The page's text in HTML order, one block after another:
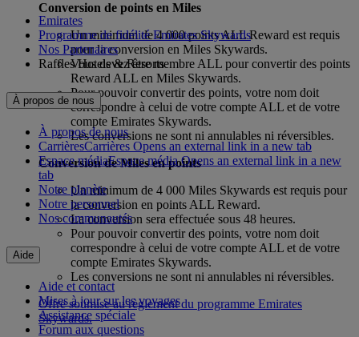
Conversion de points en Miles
Un minimum de 4 000 points ALL Reward est requis
pour la conversion en Miles Skywards.
Vous devez être membre ALL pour convertir des points
Reward ALL en Miles Skywards.
Pour pouvoir convertir des points, votre nom doit
correspondre à celui de votre compte ALL et de votre
compte Emirates Skywards.
Les conversions ne sont ni annulables ni réversibles.
Conversion de Miles en points
Un minimum de 4 000 Miles Skywards est requis pour
la conversion en points ALL Reward.
La conversion sera effectuée sous 48 heures.
Pour pouvoir convertir des points, votre nom doit
correspondre à celui de votre compte ALL et de votre
compte Emirates Skywards.
Les conversions ne sont ni annulables ni réversibles.
Offre soumise au règlement du programme Emirates
Skywards.
Emirates
Programme de fidélité Emirates Skywards
Nos Partenaires
Raffles Hotels & Resorts
À propos de nous
À propos de nous
CarrièresCarrières Opens an external link in a new tab
Espace médiaEspace média Opens an external link in a new
tab
Notre planète
Notre personnel
Nos communautés
Aide
Aide et contact
Mises à jour sur les voyages
Assistance spéciale
Forum aux questions